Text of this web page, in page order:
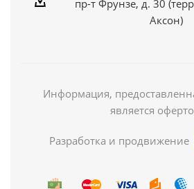
пр-т Фрунзе, д. 30
Аксон)
Информация,
является
Разработка и продвижение